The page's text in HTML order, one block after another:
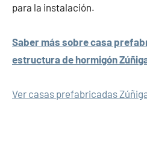
para la instalación.
Saber más sobre casa
estructura de hormigón
Ver casas prefabricadas